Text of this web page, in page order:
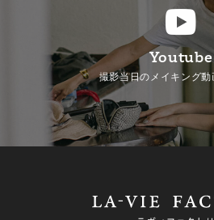
Youtube
撮影当日のメイキング